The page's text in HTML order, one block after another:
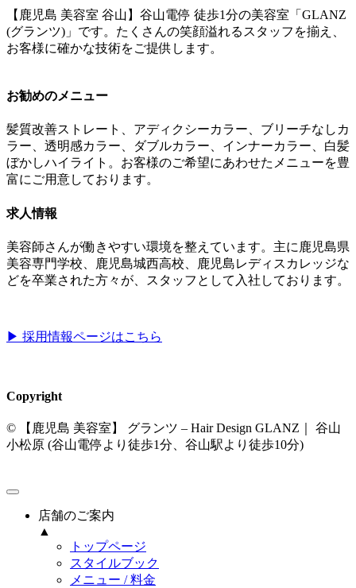
【鹿児島 美容室 谷山】谷山電停 徒歩1分の美容室「GLANZ
(グランツ)」です。たくさんの笑顔溢れるスタッフを揃え、
お客様に確かな技術をご提供します。
お勧めのメニュー
髪質改善ストレート、アディクシーカラー、ブリーチなしカ
ラー、透明感カラー、ダブルカラー、インナーカラー、白髪
ぼかしハイライト。お客様のご希望にあわせたメニューを豊
富にご用意しております。
求人情報
美容師さんが働きやすい環境を整えています。主に鹿児島県
美容専門学校、鹿児島城西高校、鹿児島レディスカレッジな
どを卒業された方々が、スタッフとして入社しております。
▶︎ 採用情報ページはこちら
Copyright
© 【鹿児島 美容室】 グランツ – Hair Design GLANZ｜ 谷山
小松原 (谷山電停より徒歩1分、谷山駅より徒歩10分)
店舗のご案内
▲
トップページ
スタイルブック
メニュー / 料金